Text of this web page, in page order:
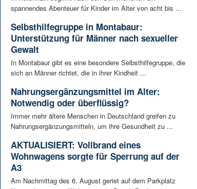
spannendes Abenteuer für Kinder im Alter von acht bis ...
Selbsthilfegruppe in Montabaur:
Unterstützung für Männer nach sexueller
Gewalt
In Montabaur gibt es eine besondere Selbsthilfegruppe, die
sich an Männer richtet, die in ihrer Kindheit ...
Nahrungsergänzungsmittel im Alter:
Notwendig oder überflüssig?
Immer mehr ältere Menschen in Deutschland greifen zu
Nahrungsergänzungsmitteln, um ihre Gesundheit zu ...
AKTUALISIERT: Vollbrand eines
Wohnwagens sorgte für Sperrung auf der
A3
Am Nachmittag des 6. August geriet auf dem Parkplatz